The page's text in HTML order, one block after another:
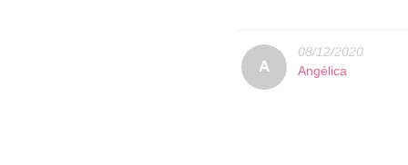
A
08/12/2020
Angélica